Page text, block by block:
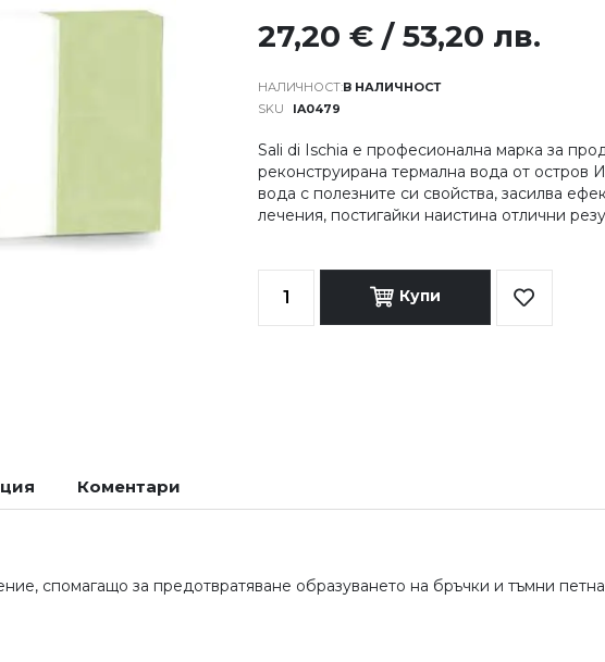
В НАЛИЧНОСТ
SKU
IA0479
Sali di Ischia e професионална марка за
реконструирана термална вода от остров
вода с полезните си свойства, засилва
лечения, постигайки наистина отлични
27,20 € / 53,20 лв.
Купи
Добави
в
спомагащо за предотвратяване образуването на бръчки и тъмни
Коментари